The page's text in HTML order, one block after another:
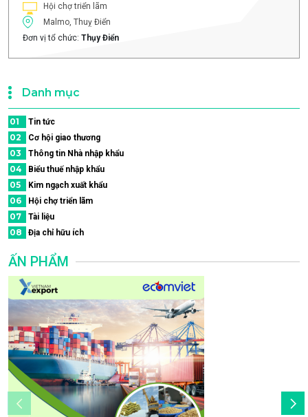
Hội chợ triển lãm
Malmo, Thuỵ Điển
Đơn vị tổ chức: Thụy Điển
Danh mục
01 Tin tức
02 Cơ hội giao thương
03 Thông tin Nhà nhập khẩu
04 Biểu thuế nhập khẩu
05 Kim ngạch xuất khẩu
06 Hội chợ triển lãm
07 Tài liệu
08 Địa chỉ hữu ích
ẤN PHẨM